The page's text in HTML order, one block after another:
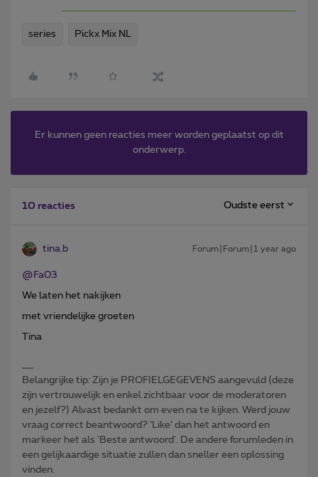
series Pickx Mix NL
Er kunnen geen reacties meer worden geplaatst op dit
onderwerp.
10 reacties Oudste eerst
tina.b Forum|Forum|1 year ago
@Fa03
We laten het nakijken
met vriendelijke groeten
Tina
Belangrijke tip: Zijn je PROFIELGEGEVENS aangevuld (deze
zijn vertrouwelijk en enkel zichtbaar voor de moderatoren
en jezelf?) Alvast bedankt om even na te kijken. Werd jouw
vraag correct beantwoord? ‘Like’ dan het antwoord en
markeer het als 'Beste antwoord'. De andere forumleden in
een gelijkaardige situatie zullen dan sneller een oplossing
vinden.